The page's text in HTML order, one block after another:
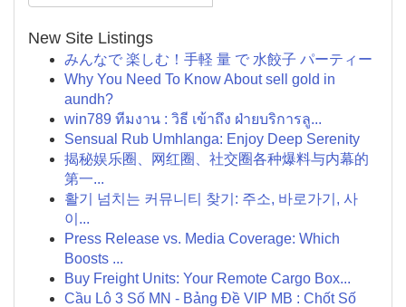
New Site Listings
みんなで 楽しむ！手軽 量 で 水餃子 パーティー
Why You Need To Know About sell gold in
aundh?
win789 ทีมงาน : วิธี เข้าถึง ฝ่ายบริการลู...
Sensual Rub Umhlanga: Enjoy Deep Serenity
揭秘娱乐圈、网红圈、社交圈各种爆料与内幕的
第一...
활기 넘치는 커뮤니티 찾기: 주소, 바로가기, 사
이...
Press Release vs. Media Coverage: Which
Boosts ...
Buy Freight Units: Your Remote Cargo Box...
Cầu Lô 3 Số MN - Bảng Đề VIP MB : Chốt Số